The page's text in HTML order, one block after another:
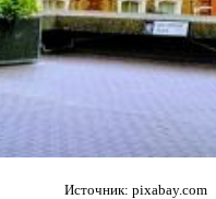
Источник: pixabay.com